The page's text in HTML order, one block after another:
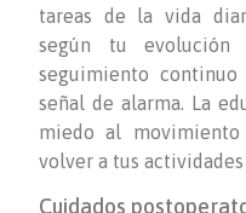
tareas de la vida
según tu
seguimiento
señal de alarma. La
miedo al
volver a tus
Cuidados